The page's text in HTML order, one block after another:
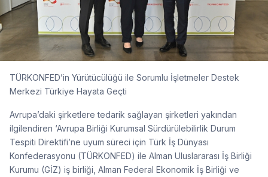
TÜRKONFED’in Yürütücülüğü ile Sorumlu İşletmeler Destek
Merkezi Türkiye Hayata Geçti
Avrupa’daki şirketlere tedarik sağlayan şirketleri yakından
ilgilendiren ‘Avrupa Birliği Kurumsal Sürdürülebilirlik Durum
Tespiti Direktifi’ne uyum süreci için Türk İş Dünyası
Konfederasyonu (TÜRKONFED) ile Alman Uluslararası İş Birliği
Kurumu (GİZ) iş birliği, Alman Federal Ekonomik İş Birliği ve